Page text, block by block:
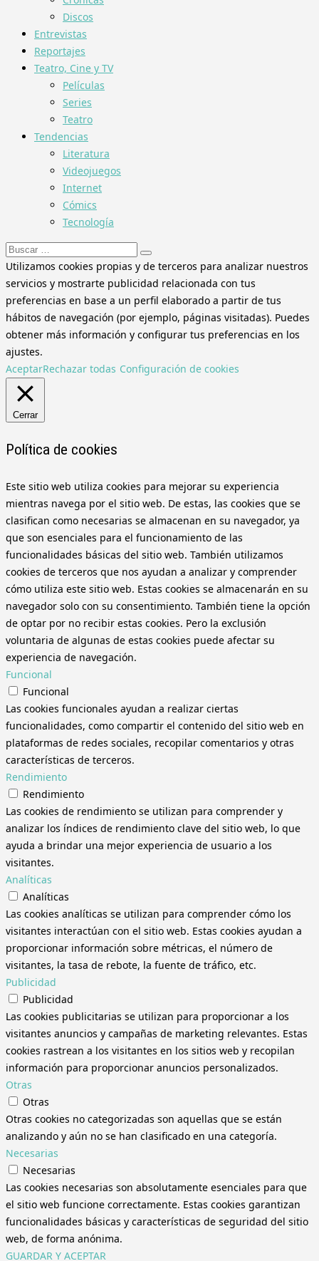
Discos
Entrevistas
Reportajes
Teatro, Cine y TV
Películas
Series
Teatro
Tendencias
Literatura
Videojuegos
Internet
Cómics
Tecnología
Buscar:
Utilizamos cookies propias y de terceros para analizar nuestros
servicios y mostrarte publicidad relacionada con tus
preferencias en base a un perfil elaborado a partir de tus
hábitos de navegación (por ejemplo, páginas visitadas). Puedes
obtener más información y configurar tus preferencias en los
ajustes.
AceptarRechazar todas Configuración de cookies
Cerrar
Política de cookies
Este sitio web utiliza cookies para mejorar su experiencia
mientras navega por el sitio web. De estas, las cookies que se
clasifican como necesarias se almacenan en su navegador, ya
que son esenciales para el funcionamiento de las
funcionalidades básicas del sitio web. También utilizamos
cookies de terceros que nos ayudan a analizar y comprender
cómo utiliza este sitio web. Estas cookies se almacenarán en su
navegador solo con su consentimiento. También tiene la opción
de optar por no recibir estas cookies. Pero la exclusión
voluntaria de algunas de estas cookies puede afectar su
experiencia de navegación.
Funcional
Funcional
Las cookies funcionales ayudan a realizar ciertas
funcionalidades, como compartir el contenido del sitio web en
plataformas de redes sociales, recopilar comentarios y otras
características de terceros.
Rendimiento
Rendimiento
Las cookies de rendimiento se utilizan para comprender y
analizar los índices de rendimiento clave del sitio web, lo que
ayuda a brindar una mejor experiencia de usuario a los
visitantes.
Analíticas
Analíticas
Las cookies analíticas se utilizan para comprender cómo los
visitantes interactúan con el sitio web. Estas cookies ayudan a
proporcionar información sobre métricas, el número de
visitantes, la tasa de rebote, la fuente de tráfico, etc.
Publicidad
Publicidad
Las cookies publicitarias se utilizan para proporcionar a los
visitantes anuncios y campañas de marketing relevantes. Estas
cookies rastrean a los visitantes en los sitios web y recopilan
información para proporcionar anuncios personalizados.
Otras
Otras
Otras cookies no categorizadas son aquellas que se están
analizando y aún no se han clasificado en una categoría.
Necesarias
Necesarias
Las cookies necesarias son absolutamente esenciales para que
el sitio web funcione correctamente. Estas cookies garantizan
funcionalidades básicas y características de seguridad del sitio
web, de forma anónima.
GUARDAR Y ACEPTAR